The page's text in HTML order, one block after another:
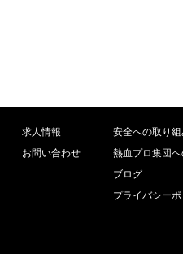
求人情報
お問い合わせ
安全への取り組
熱血プロ集団
ブログ
プライバシー